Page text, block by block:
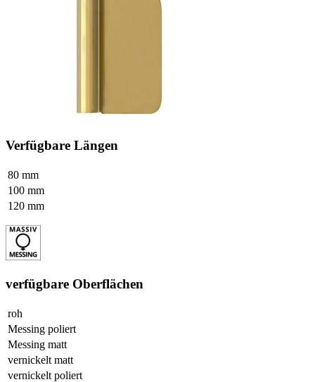
Verfügbare Längen
80 mm
100 mm
120 mm
verfügbare Oberflächen
roh
Messing poliert
Messing matt
vernickelt matt
vernickelt poliert